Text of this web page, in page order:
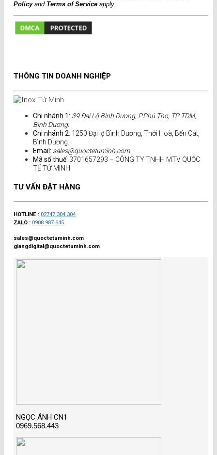
PolicyandTerms of Service apply.
THÔNG TIN DOANH NGHIỆP
Chi nhánh 1: 39 Đại Lộ Bình Dương, P.Phú Thọ, TP TDM,
Bình Dương.
Chi nhánh 2: 1250 Đại lộ Bình Dương, Thới Hoà, Bến Cát,
Bình Dương.
Email: sales@quoctetuminh.com
Mã số thuế: 3701657293 – CÔNG TY TNHH MTV QUỐC
TẾ TỨ MINH
TƯ VẤN ĐẶT HÀNG
HOTLINE : 02747.304.304
ZALO : 0908.987.645
sales@quoctetuminh.com
giangdigital@quoctetuminh.com
NGỌC ÁNH CN1
0969.568.443